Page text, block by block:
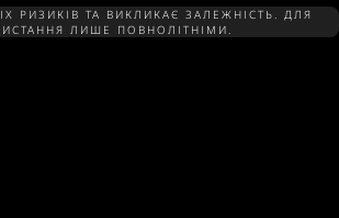
РИЗИКІВ ТА ВИКЛИКАЄ ЗАЛЕЖНІСТЬ. ДЛЯ
ЛИШЕ ПОВНОЛІТНІМИ.